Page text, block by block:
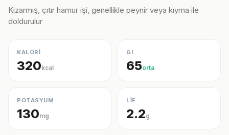
Kızarmış, çıtır hamur işi, genellikle peynir veya kıyma ile
doldurulur
KALORİ
320kcal
GI
65orta
POTASYUM
130mg
LİF
2.2g